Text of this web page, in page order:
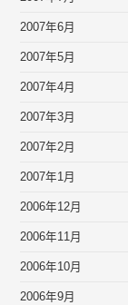
2007年6月
2007年5月
2007年4月
2007年3月
2007年2月
2007年1月
2006年12月
2006年11月
2006年10月
2006年9月